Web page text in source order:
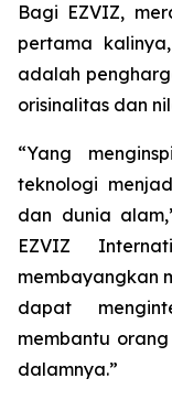
Bagi EZVIZ,
pertama
adalah
orisinalitas dan
“Yang
teknologi
dan dunia
EZVIZ
membayangkan
dapat
membantu
dalamnya.”